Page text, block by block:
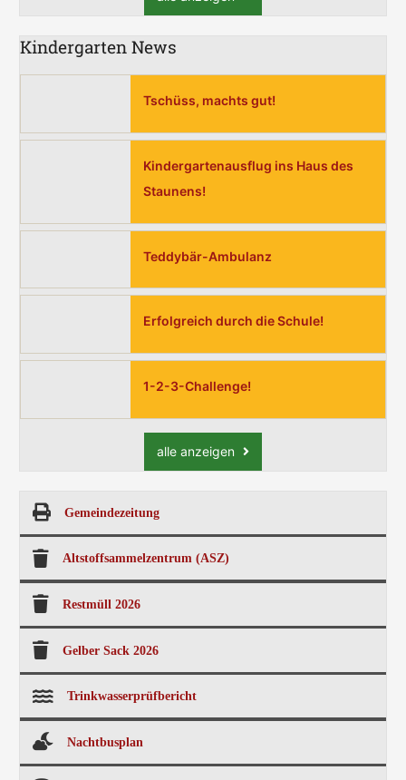
Kindergarten News
Tschüss, machts gut!
Kindergartenausflug ins Haus des
Staunens!
Teddybär-Ambulanz
Erfolgreich durch die Schule!
1-2-3-Challenge!
alle anzeigen
Gemeindezeitung
Altstoffsammelzentrum (ASZ)
Restmüll 2026
Gelber Sack 2026
Trinkwasserprüfbericht
Nachtbusplan